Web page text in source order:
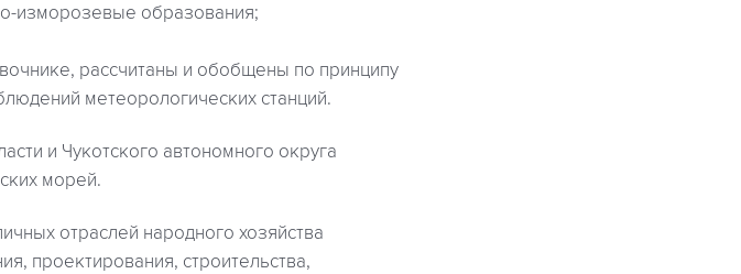
изморозевые образования;
рассчитаны и обобщены по принципу
метеорологических станций.
и Чукотского автономного округа
морей.
отраслей народного хозяйства
проектирования, строительства,